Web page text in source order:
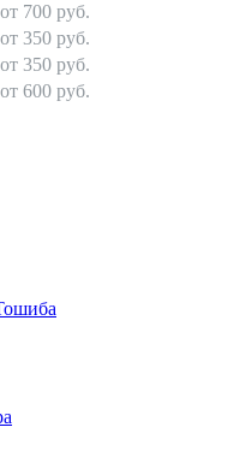
от 700 руб.
от 350 руб.
от 350 руб.
от 600 руб.